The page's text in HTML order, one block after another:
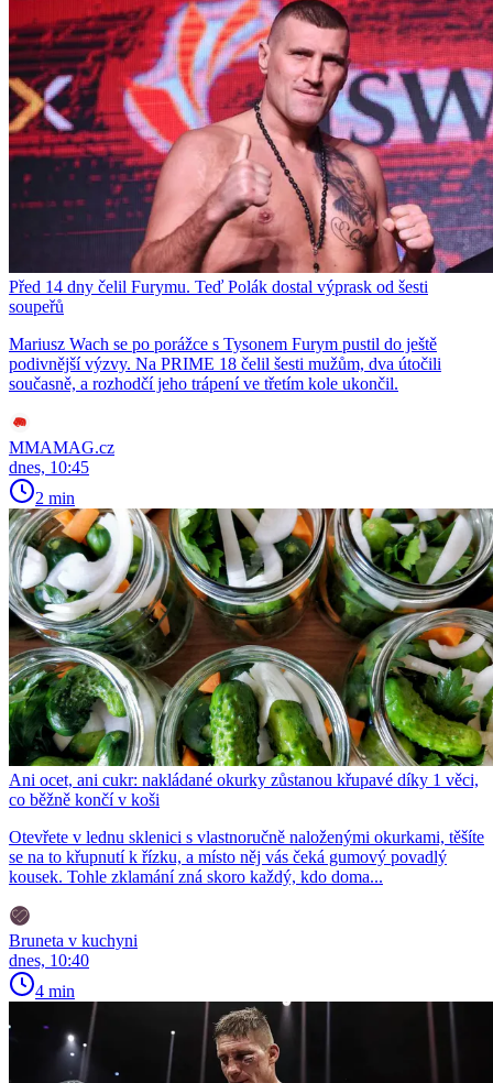
Před 14 dny čelil Furymu. Teď Polák dostal výprask od šesti
soupeřů
Mariusz Wach se po porážce s Tysonem Furym pustil do ještě
podivnější výzvy. Na PRIME 18 čelil šesti mužům, dva útočili
současně, a rozhodčí jeho trápení ve třetím kole ukončil.
MMAMAG.cz
dnes, 10:45
2 min
Ani ocet, ani cukr: nakládané okurky zůstanou křupavé díky 1 věci,
co běžně končí v koši
Otevřete v lednu sklenici s vlastnoručně naloženými okurkami, těšíte
se na to křupnutí k řízku, a místo něj vás čeká gumový povadlý
kousek. Tohle zklamání zná skoro každý, kdo doma...
Bruneta v kuchyni
dnes, 10:40
4 min